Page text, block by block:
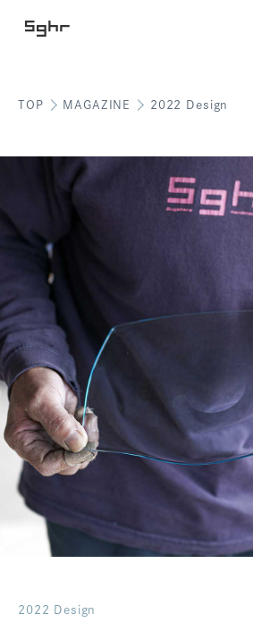
ショッピング
会員登録情報
ログアウト
TOP MAGAZINE 2022 Design
2022 Design